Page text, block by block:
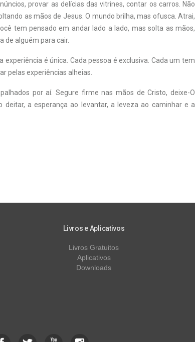
provar as delícias das vitrines, contar os carros. Não
as mãos de Jesus. O mundo brilha, mas ofusca. Atrai,
tem pensado em andar lado a lado, mas solta as mãos,
de alguém para cair.
experiência é única. Cada pessoa é exclusiva. Cada um tem
pelas experiências alheias.
por aí. Segure firme nas mãos de Cristo, deixe-O
a esperança ao levantar, a leveza ao caminhar e a
Livros e Aplicativos
Livros Gratuitos
Aplicativos
Downloads